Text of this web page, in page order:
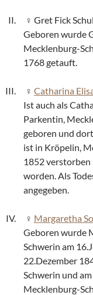
Gret Fick
Geboren wurde
Mecklenburg-
1768 getauft.
Catharina
Ist auch als
Parkentin,
geboren und
ist in Kröpelin,
1852
worden. Als
angegeben.
Margaretha
Geboren wurde
Schwerin am
22.Dezember
Schwerin und
Mecklenburg-